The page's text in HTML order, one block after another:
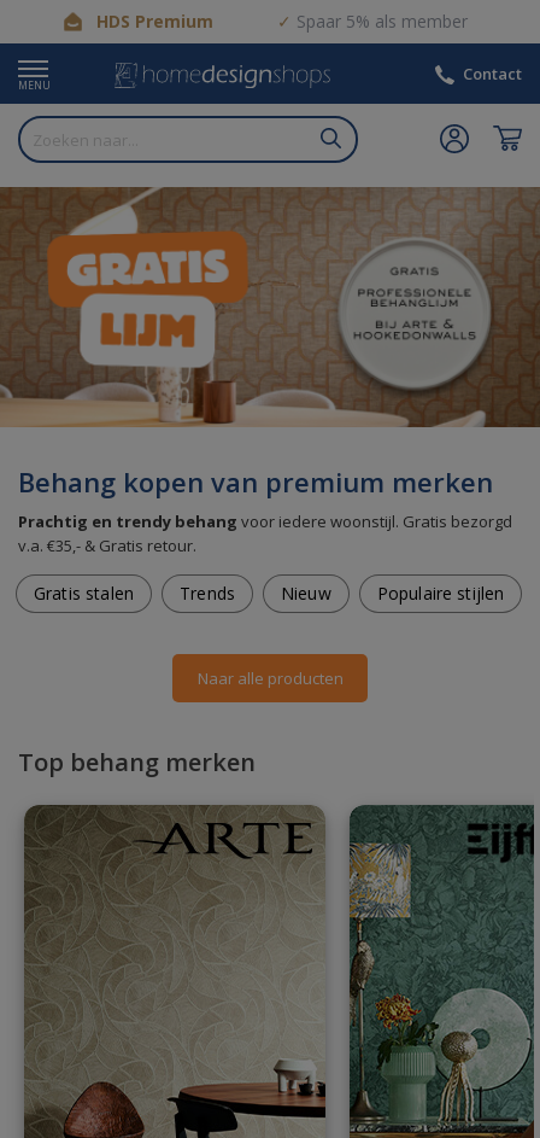
HDS Premium Spaar 5% als member
MENU
Contact
Behang kopen van premium merken
Prachtig en trendy behang voor iedere woonstijl. Gratis bezorgd
v.a. €35,- & Gratis retour.
Gratis stalen Trends Nieuw Populaire stijlen
Naar alle producten
Top behang merken